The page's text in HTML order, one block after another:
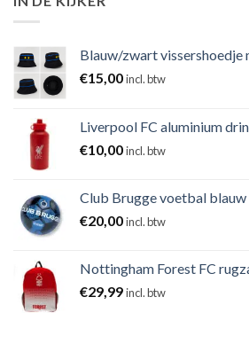
Blauw/zwart vissershoedje
€15,00incl. btw
Liverpool FC aluminium
€10,00incl. btw
Club Brugge voetbal blauw
€20,00incl. btw
Nottingham Forest FC
€29,99incl. btw